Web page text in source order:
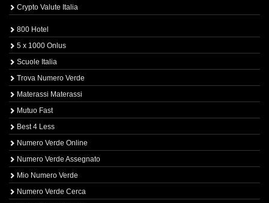
Crypto Valute Italia
800 Hotel
5 x 1000 Onlus
Scuole Italia
Trova Numero Verde
Materassi Materassi
Mutuo Fast
Best 4 Less
Numero Verde Online
Numero Verde Assegnato
Mio Numero Verde
Numero Verde Cerca